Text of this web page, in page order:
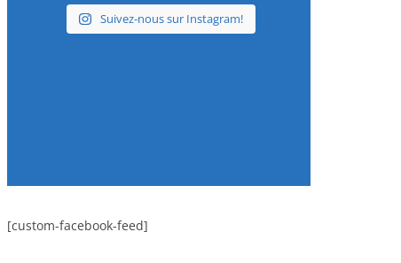
Suivez-nous sur Instagram!
[custom-facebook-feed]